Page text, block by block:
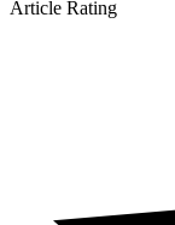
Article Rating